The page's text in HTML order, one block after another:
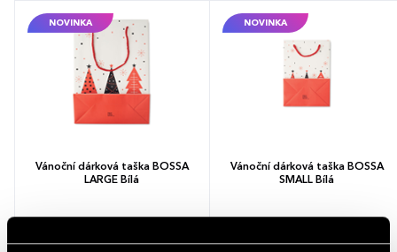
NOVINKA
Vánoční dárková taška BOSSA
LARGE Bílá
17,37 - 24,72 Kč
NOVINKA
Vánoční dárková taška BOSSA
SMALL Bílá
9,83 - 14,00 Kč